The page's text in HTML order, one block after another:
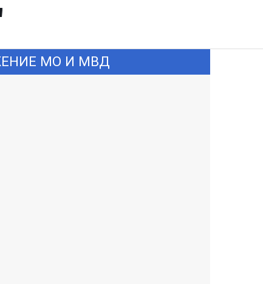
МО И МВД